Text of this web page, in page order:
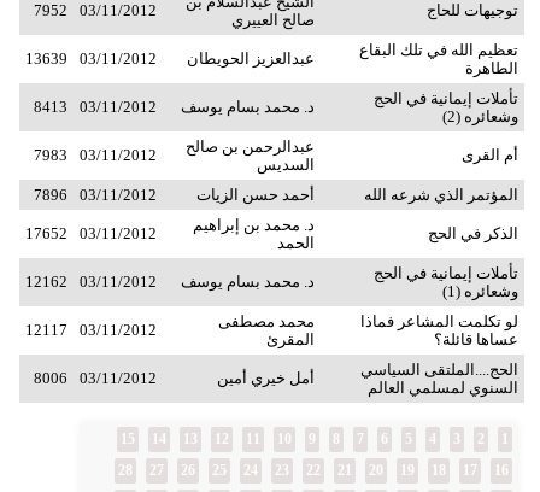
توجيهات للحاج
صالح العييري
03/11/2012
7952
تعظيم الله في تلك البقاع
الطاهرة
عبدالعزيز الحويطان 03/11/2012
13639
تأملات إيمانية في الحج
وشعائره (2)
د. محمد بسام يوسف 03/11/2012
8413
أم القرى
عبدالرحمن بن صالح
السديس
03/11/2012
7983
المؤتمر الذي شرعه الله أحمد حسن الزيات 03/11/2012
7896
الذكر في الحج
د. محمد بن إبراهيم
الحمد
03/11/2012
17652
تأملات إيمانية في الحج
وشعائره (1)
د. محمد بسام يوسف 03/11/2012
12162
لو تكلمت المشاعر فماذا
عساها قائلة؟
محمد مصطفى
المقرئ
03/11/2012
12117
الحج....الملتقى السياسي
السنوي لمسلمي العالم
أمل خيري أمين 03/11/2012
8006
2
3
4
5
6
7
8
9
12
13
14
15
16
17
18
19
20
21
22
23
24
25
26
27
28